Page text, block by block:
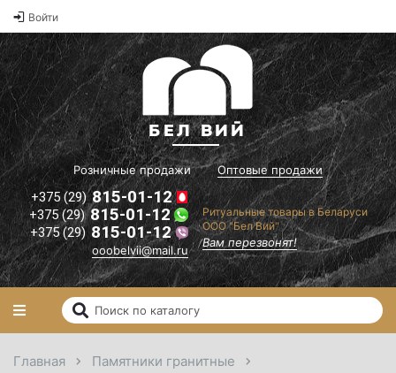
Войти
Розничные продажи Оптовые продажи
+375 (29) 815-01-12
+375 (29) 815-01-12
+375 (29) 815-01-12
ooobelvii@mail.ru
Ритуальные товары в Беларуси
ООО "Бел Вий"
Вам перезвонят!
Оптовые
цены на
памятники и
ритуальные
товары"
Вам
перезвонят!
Главная
Памятники гранитные